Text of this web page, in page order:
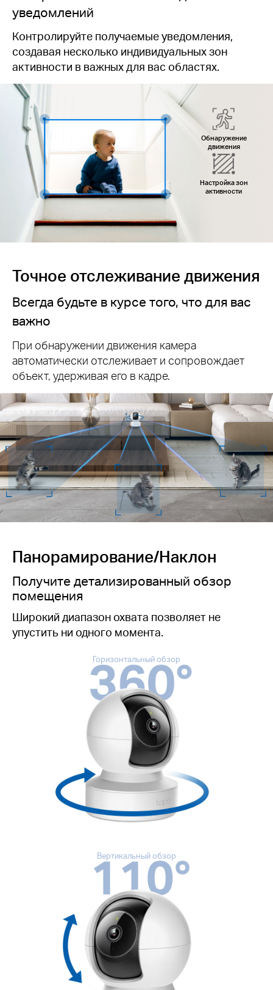
уведомлений
Контролируйте получаемые уведомления,
создавая несколько индивидуальных зон
активности в важных для вас областях.
Обнаружение
движения
Настройка зон
активности
Точное отслеживание движения
Всегда будьте в курсе того, что для вас
важно
При обнаружении движения камера
автоматически отслеживает и сопровождает
объект, удерживая его в кадре.
Панорамирование/Наклон
Получите детализированный обзор
помещения
Широкий диапазон охвата позволяет не
упустить ни одного момента.
Горизонтальный обзор
Вертикальный обзор